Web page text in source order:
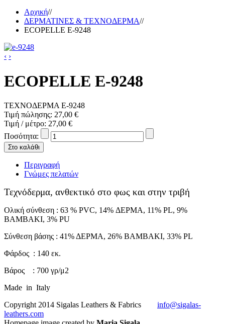
Αρχική//
ΔΕΡΜΑΤΙΝΕΣ & ΤΕΧΝΟΔΕΡΜΑ//
ECOPELLE E-9248
‹ ›
ECOPELLE E-9248
ΤΕΧΝΟΔΕΡΜΑ Ε-9248
Τιμή πώλησης: 27,00 €
Τιμή / μέτρο: 27,00 €
Ποσότητα:
Περιγραφή
Γνώμες πελατών
Τεχνόδερμα, ανθεκτικό στο φως και στην τριβή
Ολική σύνθεση : 63 % PVC, 14% ΔΕΡΜΑ, 11% PL, 9%
ΒΑΜΒΑΚΙ, 3% PU
Σύνθεση βάσης : 41% ΔΕΡΜΑ, 26% ΒΑΜΒΑΚΙ, 33% PL
Φάρδος : 140 εκ.
Βάρος : 700 γρ/μ2
Made in Italy
Copyright 2014 Sigalas Leathers & Fabrics info@sigalas-
leathers.com